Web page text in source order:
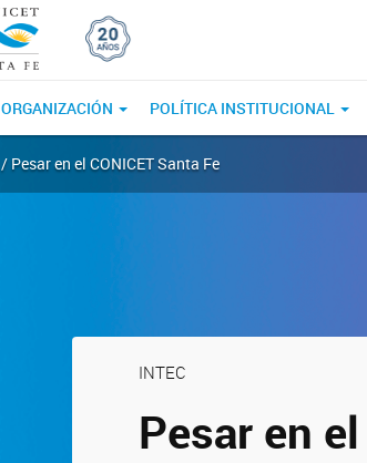
ORGANIZACIÓN POLÍTICA INSTITUCIONAL
Pesar en el CONICET Santa Fe
INTEC
Pesar en